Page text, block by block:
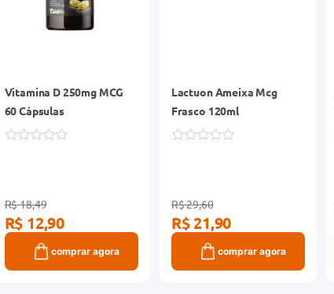
Vitamina D 250mg MCG
60 Cápsulas
R$ 18,49
R$ 12,90
comprar agora
Lactuon Ameixa Mcg
Frasco 120ml
R$ 29,60
R$ 21,90
comprar agora